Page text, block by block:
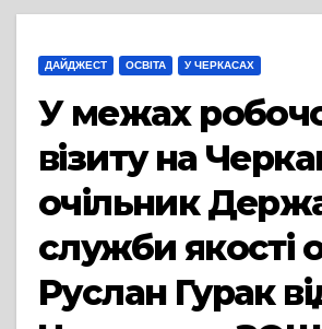
ДАЙДЖЕСТ ОСВІТА У ЧЕРКАСАХ
У межах
візиту на
очільник
служби якості
Руслан Гурак